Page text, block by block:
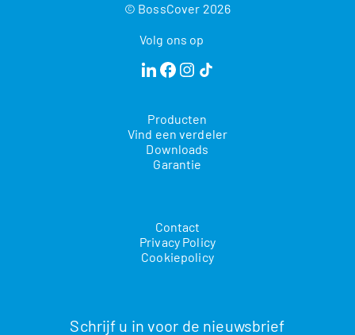
© BossCover 2026
Volg ons op
Producten
Vind een verdeler
Downloads
Garantie
Contact
Privacy Policy
Cookiepolicy
Schrijf u in voor de nieuwsbrief